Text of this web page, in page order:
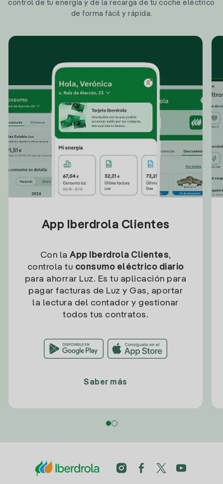
control de tu energía y de la recarga de tu coche eléctrico
de forma fácil y rápida.
App Iberdrola Clientes
Con la App Iberdrola Clientes,
controla tu consumo eléctrico diario
para ahorrar Luz. Es tu aplicación para
pagar facturas de Luz y Gas, aportar
la lectura del contador y gestionar
todos tus contratos.
Saber más